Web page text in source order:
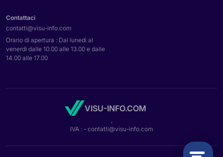
Contattaci
contatti@visu-info.com
Orario di apertura : Dal lunedì al
venerdì dalle 10.00 alle 13.00 e dalle
14.00 alle 17.00
VISU-INFO.COM
,
IVA : - contatti@visu-info.com